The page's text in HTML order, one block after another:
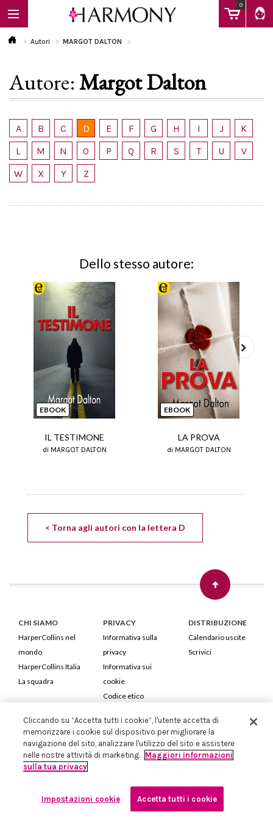
0
EBOOK
LIBRI
Calendario
Autori MARGOT DALTON
Autore:Margot Dalton
A B C D E F G H I J
K
L
M N O P Q R S T U
V
W
X Y Z
Dello stesso autore:
EBOOK
IL TESTIMONE
di MARGOT DALTON
EBOOK
LA PROVA
di MARGOT DALTON
< Torna agli autori con la lettera D
CHI SIAMO
HarperCollins nel
mondo
HarperCollins Italia
La squadra
PRIVACY
Informativa sulla
privacy
Informativa sui
cookie
Codice etico
DISTRIBUZIONE
Calendario uscite
Scrivici
HarperCollins Italia S.p.A. Viale Monte Nero, 84 - 20135 Milano
Cod. Fiscale e P.IVA 05946780151 - Capitale Sociale 258.250 €
Iscritta in Milano al Registro delle imprese nr.198004 e REA nr.1051898
Cliccando su “Accetta tutti i cookie”, l'utente accetta di
memorizzare i cookie sul dispositivo per migliorare la
navigazione del sito, analizzare l'utilizzo del sito e assistere
nelle nostre attività di marketing. Maggiori informazioni
sulla tua privacy
Impostazioni cookie Accetta tutti i cookie